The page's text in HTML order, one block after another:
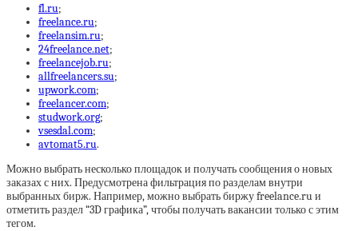
fl.ru;
freelance.ru;
freelansim.ru;
24freelance.net;
freelancejob.ru;
allfreelancers.su;
upwork.com;
freelancer.com;
studwork.org;
vsesdal.com;
avtomat5.ru.
Можно выбрать несколько площадок и получать сообщения о новых
заказах с них. Предусмотрена фильтрация по разделам внутри
выбранных бирж. Например, можно выбрать биржу freelance.ru и
отметить раздел “3D графика”, чтобы получать вакансии только с этим
тегом.